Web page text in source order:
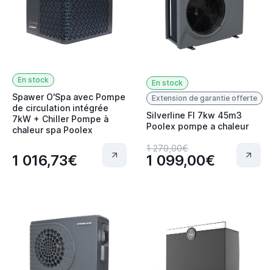
En stock
Spawer O'Spa avec Pompe
de circulation intégrée
7kW + Chiller Pompe à
chaleur spa Poolex
1 016,73€
En stock
Extension de garantie offerte
Silverline FI 7kw 45m3
Poolex pompe a chaleur
1 270,00€
1 099,00€